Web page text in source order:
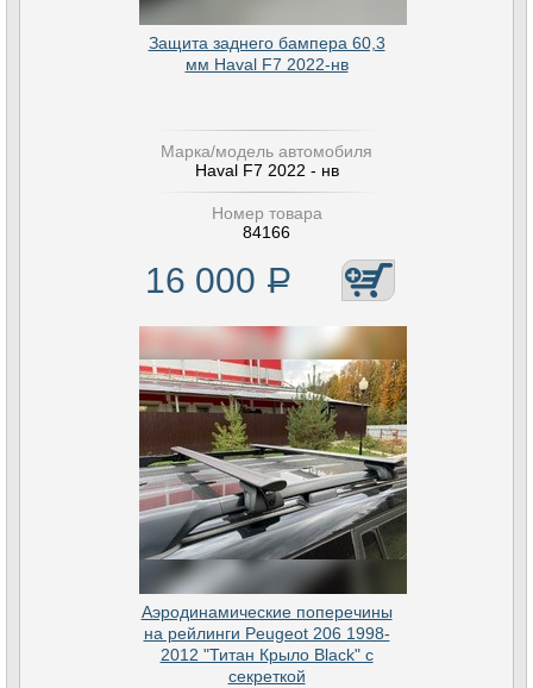
Защита заднего бампера 60,3
мм Haval F7 2022-нв
Марка/модель автомобиля
Haval F7 2022 - нв
Номер товара
84166
16 000 Р
Аэродинамические поперечины
на рейлинги Peugeot 206 1998-
2012 "Титан Крыло Black" с
секреткой